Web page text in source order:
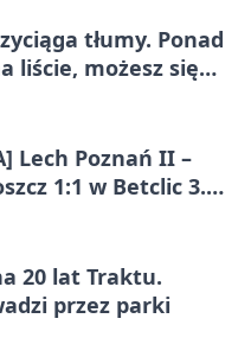
tłumy. Ponad
liście, możesz się
Lech Poznań II –
1:1 w Betclic 3.
20 lat Traktu.
przez parki